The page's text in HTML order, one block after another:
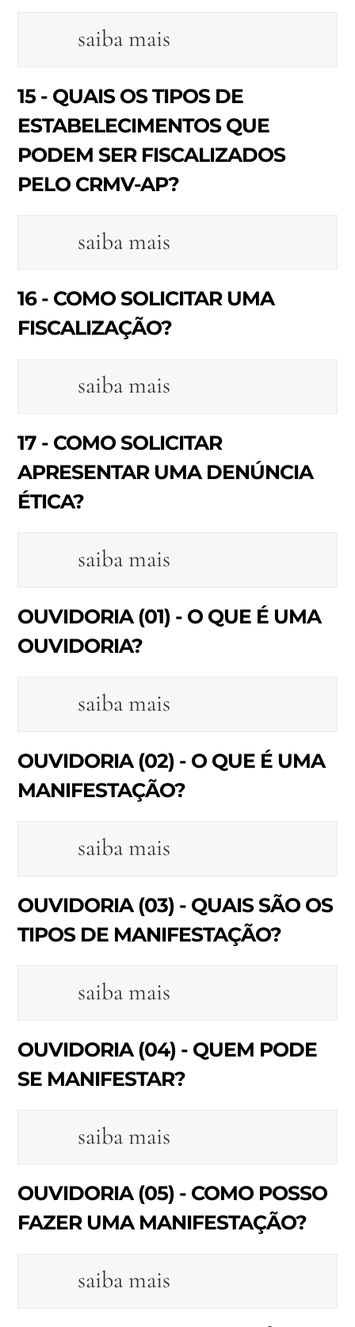
saiba mais
15 - QUAIS OS TIPOS DE
ESTABELECIMENTOS QUE
PODEM SER FISCALIZADOS
PELO CRMV-AP?
saiba mais
16 - COMO SOLICITAR UMA
FISCALIZAÇÃO?
saiba mais
17 - COMO SOLICITAR
APRESENTAR UMA DENÚNCIA
ÉTICA?
saiba mais
OUVIDORIA (01) - O QUE É UMA
OUVIDORIA?
saiba mais
OUVIDORIA (02) - O QUE É UMA
MANIFESTAÇÃO?
saiba mais
OUVIDORIA (03) - QUAIS SÃO OS
TIPOS DE MANIFESTAÇÃO?
saiba mais
OUVIDORIA (04) - QUEM PODE
SE MANIFESTAR?
saiba mais
OUVIDORIA (05) - COMO POSSO
FAZER UMA MANIFESTAÇÃO?
saiba mais